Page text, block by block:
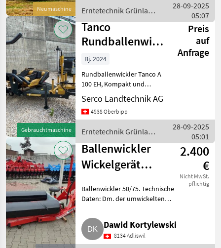
Neumaschine
Bodenstützrolle, Garantie 1
Jahr, Ab Lager Ober
Erntetechnik Grünland
/ Tanco
28-09-2025
05:07
Gebrauchtmaschine
Tanco
Rundballenwickler
A 100 EH /
Enrubanneuses
Preis
auf
Anfrage
Bj. 2024
Rundballenwickler Tanco A
100 EH, Kompakt und
Leicht, RDS
Komfortsteuerung,
Automatisches Folien
Einstellbarer Schwerlast
Ladearm, 2 Rollen
Serco Landtechnik AG
4538 Oberbipp
Erntetechnik Grünland
/ Tanco
28-09-2025
05:01
Ballenwickler
Wickelgerät
2.400
€
Nicht MwSt.
pflichtig
Ballenwickler 50/75. Technische
Daten: Dm. der umwickelten
Konstruktion, alle
pulverbeschichteten
Bauelemente, Getriebe und
Dawid Kortylewski
8134 Adliswil